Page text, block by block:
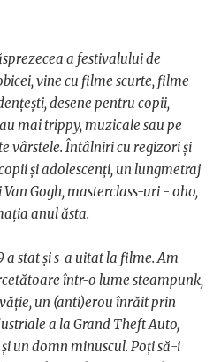
a festivalului de
vine cu filme scurte, filme
desene pentru copii,
mai trippy, muzicale sau pe
vârstele. Întâlniri cu regizori și
și adolescenți, un lungmetraj
Gogh, masterclass-uri - oho,
anul ăsta.
stat și s-a uitat la filme. Am
într-o lume steampunk,
un (anti)erou înrăit prin
a la Grand Theft Auto,
un domn minuscul. Poți să-i